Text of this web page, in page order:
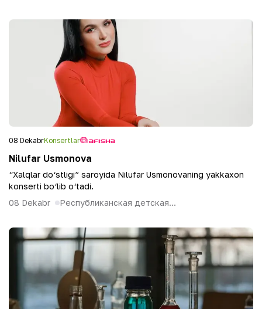
08 DekabrKonsertlar
Nilufar Usmonova
“Xalqlar do‘stligi” saroyida Nilufar Usmonovaning yakkaxon
konserti bo‘lib o‘tadi.
08 Dekabr
Республиканская детская...